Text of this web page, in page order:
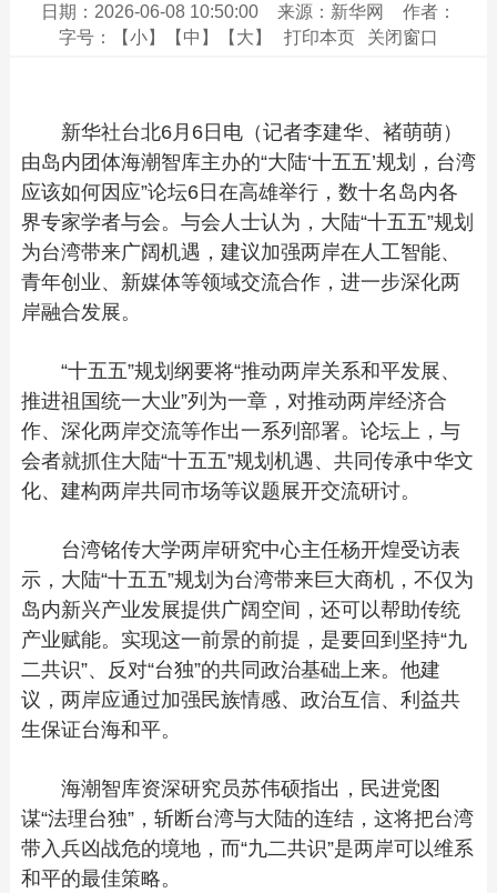
日期：2026-06-08 10:50:00 来源：新华网
作者：
字号：
【小】 【中】 【大】 打印本页 关闭窗口
新华社台北6月6日电（记者李建华、褚萌萌）
由岛内团体海潮智库主办的“大陆‘十五五’规划，台湾
应该如何因应”论坛6日在高雄举行，数十名岛内各
界专家学者与会。与会人士认为，大陆“十五五”规划
为台湾带来广阔机遇，建议加强两岸在人工智能、
青年创业、新媒体等领域交流合作，进一步深化两
岸融合发展。
“十五五”规划纲要将“推动两岸关系和平发展、
推进祖国统一大业”列为一章，对推动两岸经济合
作、深化两岸交流等作出一系列部署。论坛上，与
会者就抓住大陆“十五五”规划机遇、共同传承中华文
化、建构两岸共同市场等议题展开交流研讨。
台湾铭传大学两岸研究中心主任杨开煌受访表
示，大陆“十五五”规划为台湾带来巨大商机，不仅为
岛内新兴产业发展提供广阔空间，还可以帮助传统
产业赋能。实现这一前景的前提，是要回到坚持“九
二共识”、反对“台独”的共同政治基础上来。他建
议，两岸应通过加强民族情感、政治互信、利益共
生保证台海和平。
海潮智库资深研究员苏伟硕指出，民进党图
谋“法理台独”，斩断台湾与大陆的连结，这将把台湾
带入兵凶战危的境地，而“九二共识”是两岸可以维系
和平的最佳策略。